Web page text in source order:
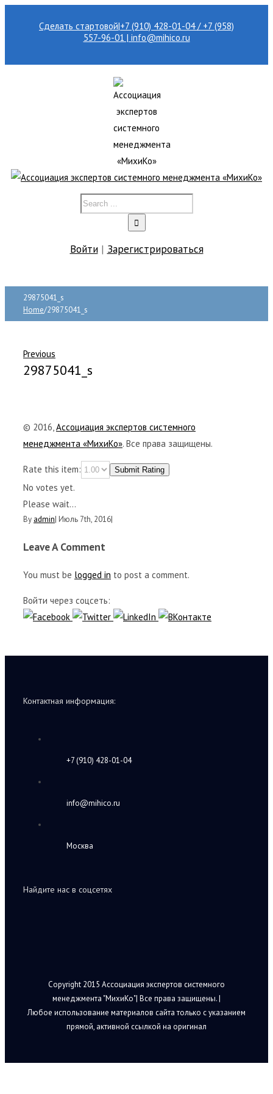
Сделать стартовой|+7 (910) 428-01-04 / +7 (958)
557-96-01 | info@mihico.ru
Войти| Зарегистрироваться
29875041_s
Home/29875041_s
Previous
29875041_s
© 2016,Ассоциация экспертов системного
менеджмента «МихиКо». Все права защищены.
Rate this item: Submit Rating
No votes yet.
Please wait...
By admin| Июль 7th, 2016|
Leave A Comment
You must be logged in to post a comment.
Войти через соцсеть:
Контактная информация:
+7 (910) 428-01-04
info@mihico.ru
Москва
Найдите нас в соцсетях
Copyright 2015 Ассоциация экспертов системного
менеджмента "МихиКо"| Все права защищены. |
Любое использование материалов сайта только с указанием
прямой, активной ссылкой на оригинал